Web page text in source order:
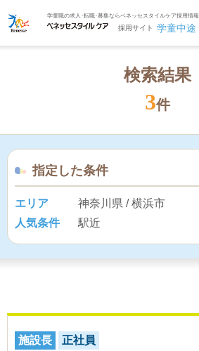
学童職の求人･転職･募集ならベネッセスタイルケア採用情報
採用サイト 学童中途
検索結果
3件
指定した条件
エリア
神奈川県 / 横浜市
人気条件
駅近
施設長 正社員